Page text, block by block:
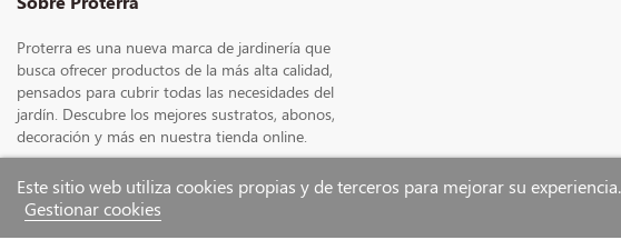
Proterra es una nueva marca de jardinería que
busca ofrecer productos de la más alta calidad,
pensados para cubrir todas las necesidades del
jardín. Descubre los mejores sustratos, abonos,
decoración y más en nuestra tienda online.
Este sitio web utiliza cookies propias y de terceros para mejorar su
Gestionar cookies